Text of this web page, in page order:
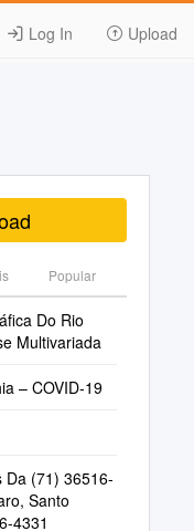
Log In Upload
Popular
Do Rio
Multivariada
– COVID-19
Da (71) 36516-
Santo
4331